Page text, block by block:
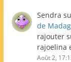
Sendra
de
rajouter
rajoelina
Août 2,